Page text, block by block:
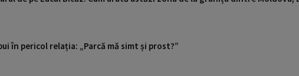
în pericol relația: „Parcă mă simt și prost?”